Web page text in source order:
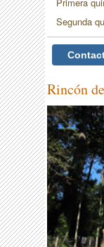
Primera
Segunda
Rincón